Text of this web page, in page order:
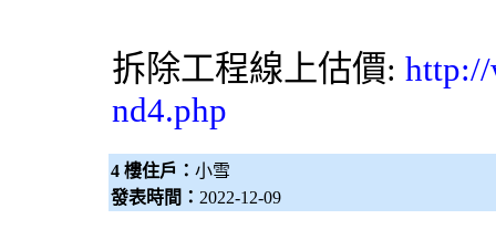
拆除工程線上估價: http://
nd4.php
4 樓住戶： 小雪
發表時間： 2022-12-09